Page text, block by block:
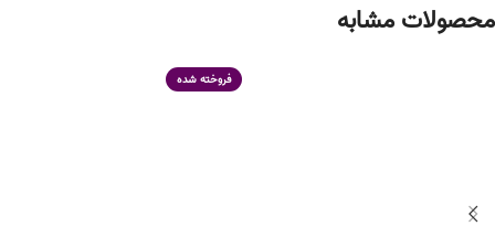
محصولات مشابه
فروخته شده